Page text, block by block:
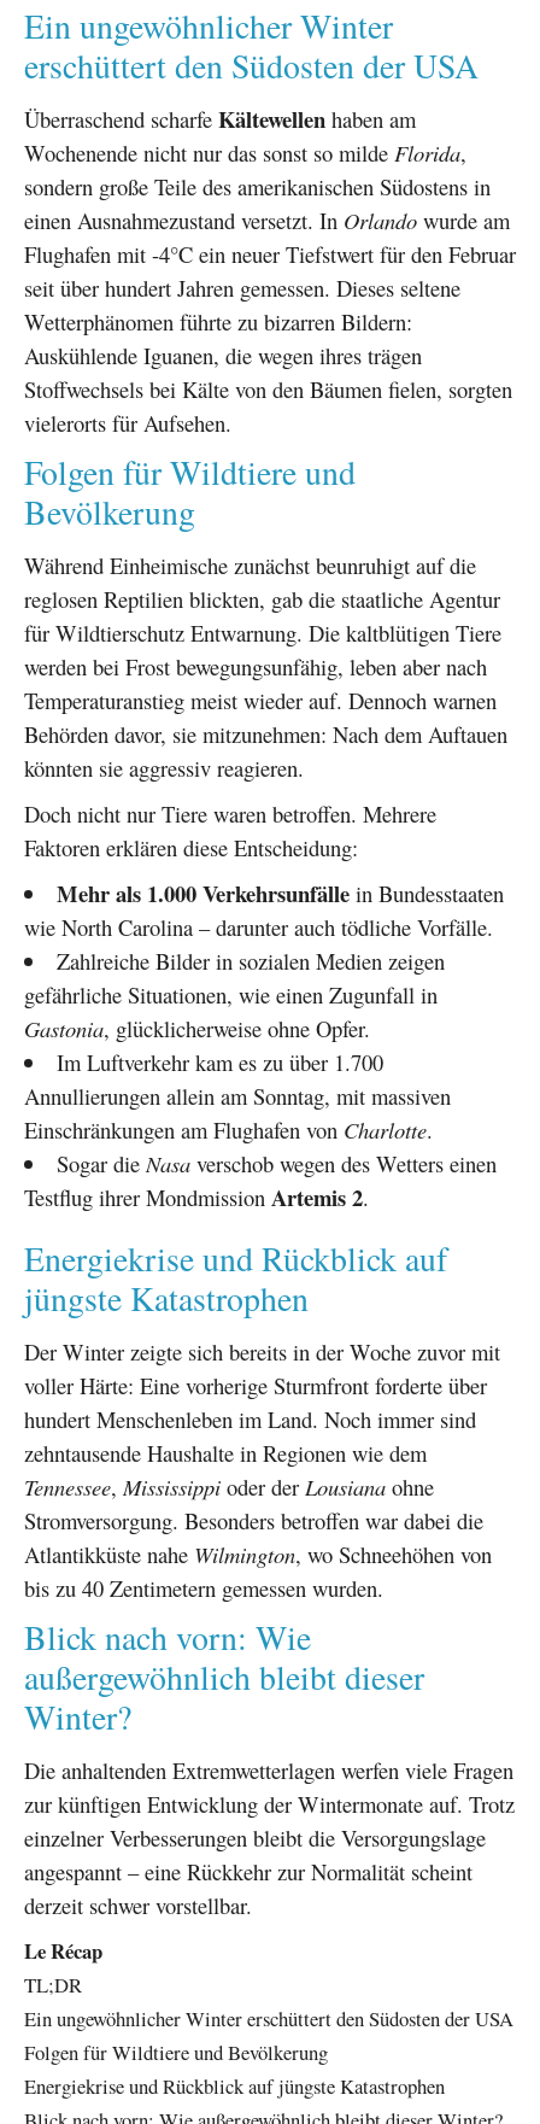
Ein ungewöhnlicher Winter
erschüttert den Südosten der USA
Überraschend scharfe Kältewellen haben am
Wochenende nicht nur das sonst so milde Florida,
sondern große Teile des amerikanischen Südostens in
einen Ausnahmezustand versetzt. In Orlando wurde am
Flughafen mit -4°C ein neuer Tiefstwert für den Februar
seit über hundert Jahren gemessen. Dieses seltene
Wetterphänomen führte zu bizarren Bildern:
Auskühlende Iguanen, die wegen ihres trägen
Stoffwechsels bei Kälte von den Bäumen fielen, sorgten
vielerorts für Aufsehen.
Folgen für Wildtiere und
Bevölkerung
Während Einheimische zunächst beunruhigt auf die
reglosen Reptilien blickten, gab die staatliche Agentur
für Wildtierschutz Entwarnung. Die kaltblütigen Tiere
werden bei Frost bewegungsunfähig, leben aber nach
Temperaturanstieg meist wieder auf. Dennoch warnen
Behörden davor, sie mitzunehmen: Nach dem Auftauen
könnten sie aggressiv reagieren.
Doch nicht nur Tiere waren betroffen. Mehrere
Faktoren erklären diese Entscheidung:
Mehr als 1.000 Verkehrsunfällein Bundesstaaten
wie North Carolina – darunter auch tödliche Vorfälle.
Zahlreiche Bilder in sozialen Medien zeigen
gefährliche Situationen, wie einen Zugunfall in
Gastonia, glücklicherweise ohne Opfer.
Im Luftverkehr kam es zu über 1.700
Annullierungen allein am Sonntag, mit massiven
Einschränkungen am Flughafen von Charlotte.
Sogar die Nasaverschob wegen des Wetters einen
Testflug ihrer Mondmission Artemis 2.
Energiekrise und Rückblick auf
jüngste Katastrophen
Der Winter zeigte sich bereits in der Woche zuvor mit
voller Härte: Eine vorherige Sturmfront forderte über
hundert Menschenleben im Land. Noch immer sind
zehntausende Haushalte in Regionen wie dem
Tennessee, Mississippi oder der Lousiana ohne
Stromversorgung. Besonders betroffen war dabei die
Atlantikküste nahe Wilmington, wo Schneehöhen von
bis zu 40 Zentimetern gemessen wurden.
Blick nach vorn: Wie
außergewöhnlich bleibt dieser
Winter?
Die anhaltenden Extremwetterlagen werfen viele Fragen
zur künftigen Entwicklung der Wintermonate auf. Trotz
einzelner Verbesserungen bleibt die Versorgungslage
angespannt – eine Rückkehr zur Normalität scheint
derzeit schwer vorstellbar.
Le Récap
TL;DR
Ein ungewöhnlicher Winter erschüttert den Südosten der USA
Folgen für Wildtiere und Bevölkerung
Energiekrise und Rückblick auf jüngste Katastrophen